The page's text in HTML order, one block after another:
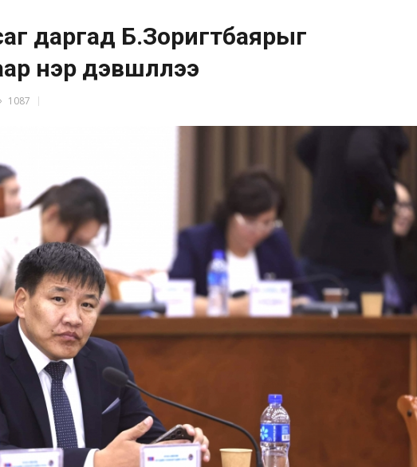
даргад Б.Зоригтбаярыг
нэр дэвшүүллээ
1087